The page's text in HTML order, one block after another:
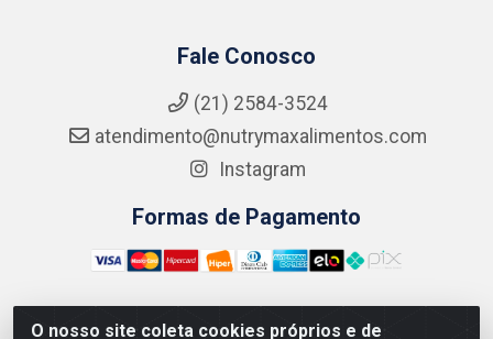
O nosso site coleta cookies próprios e de
Fale Conosco
(21) 2584-3524
atendimento@nutrymaxalimentos.com
Instagram
Formas de Pagamento